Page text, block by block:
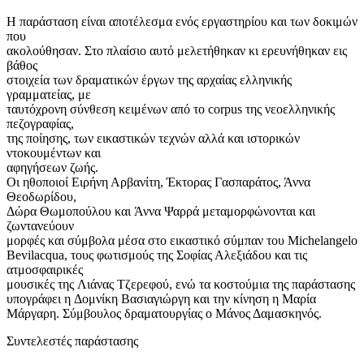
Η παράσταση είναι αποτέλεσμα ενός εργαστηρίου και των δοκιμών
που
ακολούθησαν. Στο πλαίσιο αυτό μελετήθηκαν κι ερευνήθηκαν εις
βάθος
στοιχεία των δραματικών έργων της αρχαίας ελληνικής
γραμματείας, με
ταυτόχρονη σύνθεση κειμένων από το corpus της νεοελληνικής
πεζογραφίας,
της ποίησης, των εικαστικών τεχνών αλλά και ιστορικών
ντοκουμέντων και
αφηγήσεων ζωής.
Οι ηθοποιοί Ειρήνη Αρβανίτη, Έκτορας Γασπαράτος, Άννα
Θεοδωρίδου,
Δώρα Θωμοπούλου και Άννα Ψαρρά μεταμορφώνονται και
ζωντανεύουν
μορφές και σύμβολα μέσα στο εικαστικό σύμπαν του Michelangelo
Bevilacqua, τους φωτισμούς της Σοφίας Αλεξιάδου και τις
ατμοσφαιρικές
μουσικές της Λιάνας Τζερεφού, ενώ τα κοστούμια της παράστασης
υπογράφει η Δομνίκη Βασιαγιώργη και την κίνηση η Μαρία
Μάργαρη. Σύμβουλος δραματουργίας ο Μάνος Δαμασκηνός.
Συντελεστές παράστασης